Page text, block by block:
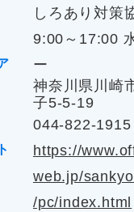
しろあり対策
9:00～17:00
ー
神奈川県川崎
子5-5-19
044-822-1915
https://
web.jp/
/pc/index.html